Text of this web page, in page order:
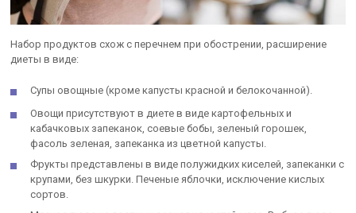
Набор продуктов схож с перечнем при обострении, расширение
диеты в виде:
Супы овощные (кроме капусты красной и белокочанной).
Овощи присутствуют в диете в виде картофельных и
кабачковых запеканок, соевые бобы, зеленый горошек,
фасоль зеленая, запеканка из цветной капусты.
Фрукты представлены в виде полужидких киселей, запеканки с
крупами, без шкурки. Печеные яблочки, исключение кислых
сортов.